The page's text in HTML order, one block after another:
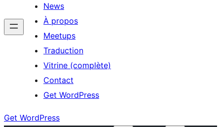
News
À propos
Meetups
Traduction
Vitrine (complète)
Contact
Get WordPress
Get WordPress